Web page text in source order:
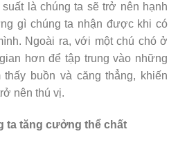
là chúng ta sẽ trở nên hạnh
gì chúng ta nhận được khi có
Ngoài ra, với một chú chó ở
hơn để tập trung vào những
buồn và căng thẳng, khiến
nên thú vị.
ta tăng cưởng thể chất